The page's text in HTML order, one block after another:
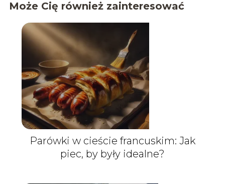
Może Cię również zainteresować
Parówki w cieście francuskim: Jak
piec, by były idealne?